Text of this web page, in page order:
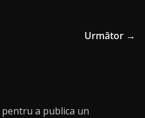
Următor →
pentru a publica un